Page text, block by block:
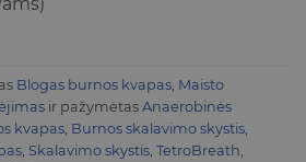
Blogas burnos kvapas Maisto
ir pažymėtas Anaerobinės
kvapas Burnos skalavimo skystis
Skalavimo skystis TetroBreath